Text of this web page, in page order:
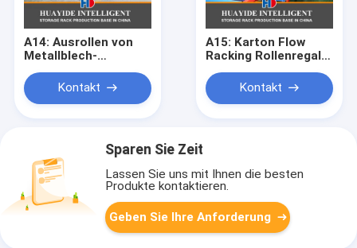
A14: Ausrollen von
Metallblech-
Speicherregalen
Schwerlastschubladen
Metallkonstruktion
Schubladenregalen
Kontakt
A15: Karton Flow
Racking Rollenregal
Schwerkraft
Rollenregal
Rollenförderregalen
Kontakt
Sparen Sie Zeit
Lassen Sie uns mit Ihnen die besten
Produkte kontaktieren.
Geben Sie Ihre Anforderung